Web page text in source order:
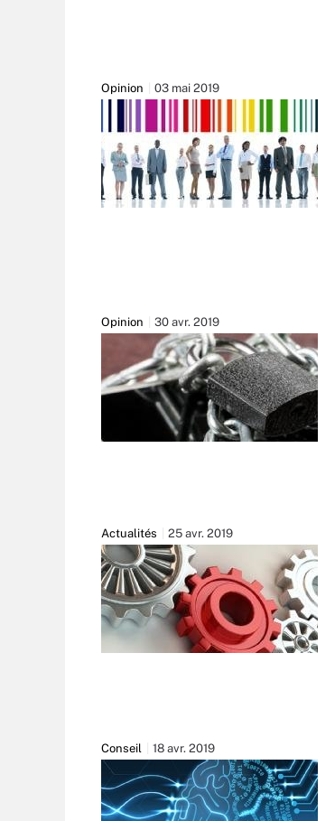
Opinion 03 mai 2019
Opinion 30 avr. 2019
Actualités 25 avr. 2019
Conseil 18 avr. 2019